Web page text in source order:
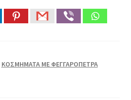
ΚΟΣΜΗΜΑΤΑ ΜΕ ΦΕΓΓΑΡΟΠΕΤΡΑ